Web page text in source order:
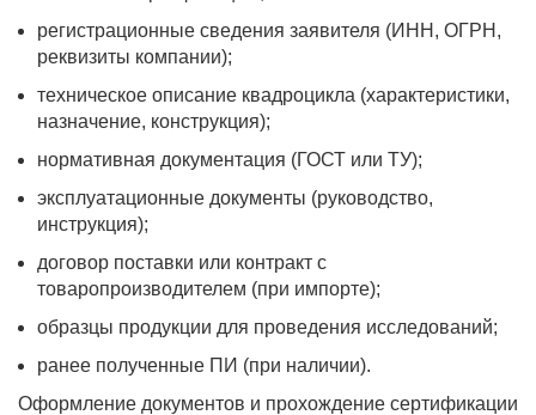
регистрационные сведения заявителя (ИНН, ОГРН,
реквизиты компании);
техническое описание квадроцикла (характеристики,
назначение, конструкция);
нормативная документация (ГОСТ или ТУ);
эксплуатационные документы (руководство,
инструкция);
договор поставки или контракт с
товаропроизводителем (при импорте);
образцы продукции для проведения исследований;
ранее полученные ПИ (при наличии).
Оформление документов и прохождение сертификации